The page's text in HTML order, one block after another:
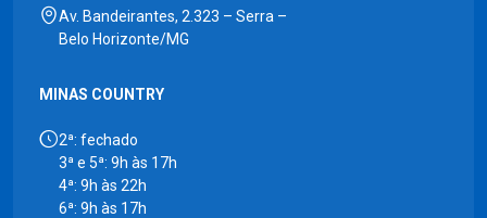
Av. Bandeirantes, 2.323 – Serra –
Belo Horizonte/MG
MINAS COUNTRY
2ª: fechado
3ª e 5ª: 9h às 17h
4ª: 9h às 22h
6ª: 9h às 17h